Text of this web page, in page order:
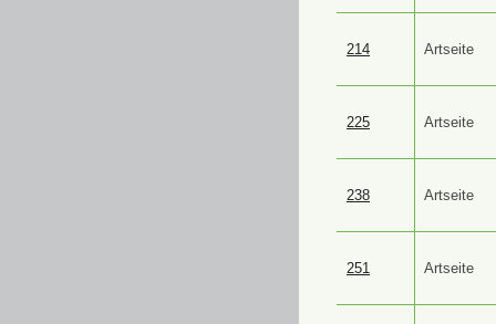
214 Artseite
225 Artseite
238 Artseite
251 Artseite